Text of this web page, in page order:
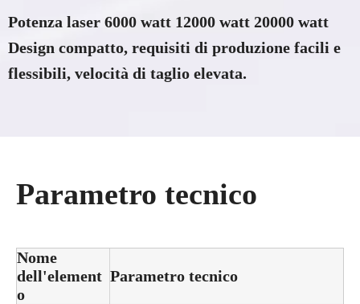
Potenza laser 6000 watt 12000 watt 20000 watt
Design compatto, requisiti di produzione facili e
flessibili, velocità di taglio elevata.
Parametro tecnico
Nome
dell'element
o
Parametro tecnico